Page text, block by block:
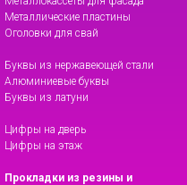
Металлические пластины
Оголовки для свай
Буквы из нержавеющей стали
Алюминиевые буквы
Буквы из латуни
Цифры на дверь
Цифры на этаж
Прокладки из резины и